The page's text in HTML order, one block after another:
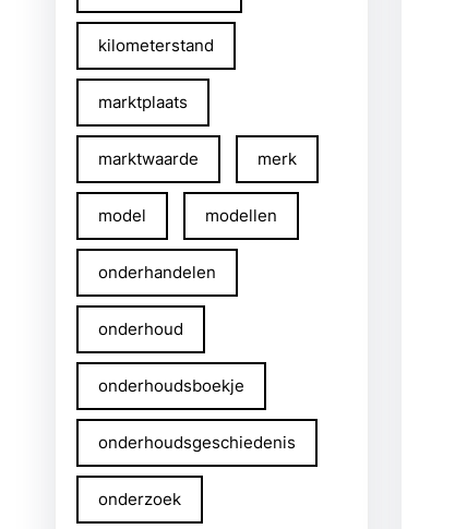
kilometerstand
marktplaats
marktwaarde merk
model modellen
onderhandelen
onderhoud
onderhoudsboekje
onderhoudsgeschiedenis
onderzoek